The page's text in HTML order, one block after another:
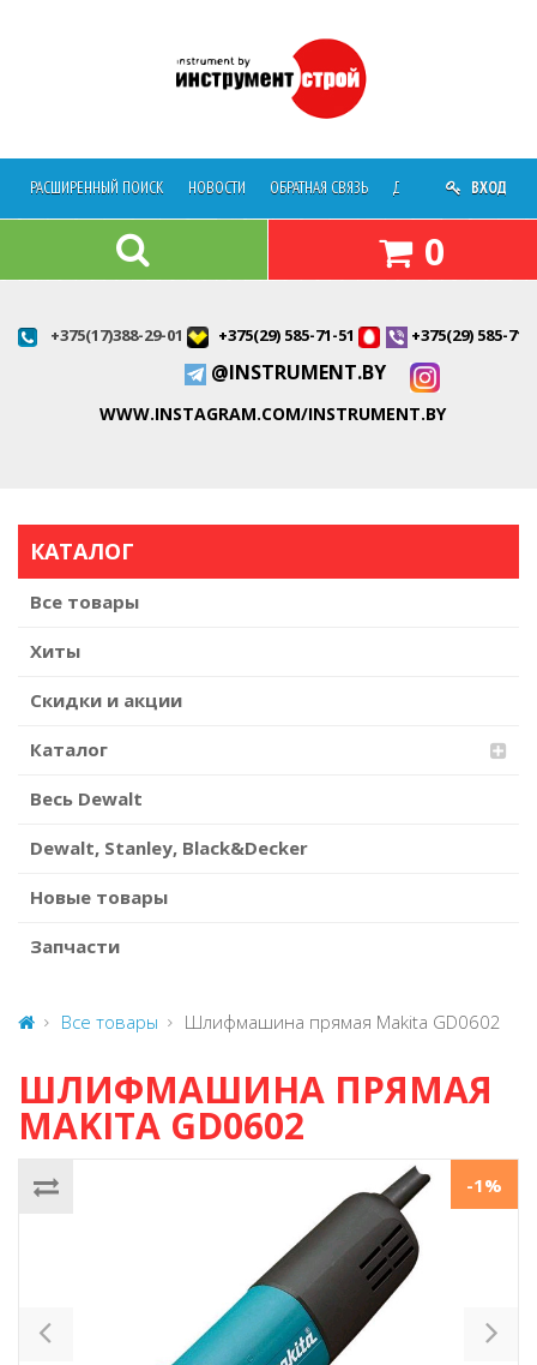
РАСШИРЕННЫЙ ПОИСК НОВОСТИ ОБРАТНАЯ СВЯЗЬ ДОСТАВКА О
ВХОД
0
+375(17)388-29-01 +375(29) 585-71-51 +375(29) 585-71-
@INSTRUMENT.BY
WWW.INSTAGRAM.COM/INSTRUMENT.BY
КАТАЛОГ
Все товары
Хиты
Скидки и акции
Каталог
Весь Dewalt
Dewalt, Stanley, Black&Decker
Новые товары
Запчасти
Все товары Шлифмашина прямая Makita GD0602
ШЛИФМАШИНА ПРЯМАЯ
MAKITA GD0602
-1%